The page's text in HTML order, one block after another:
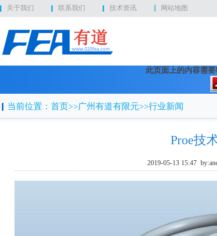
关于我们 联系我们 技术资讯 网站地图
此页面上的内容需
当前位置： 首页>>广州有道有限元>>行业新闻
Proe技
2019-05-13 15:47